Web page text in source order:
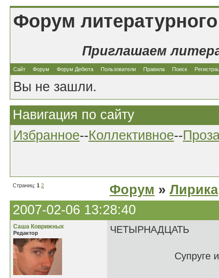
Форум
Приглашаем
Сайт Форум Форум Дебюта Пользователи Правила Поиск
Вы не зашли.
Навигация по сайту
Избранное--Коллективное--
Страниц: 1 2 Форум » Лирика
2007-02-06 13:28:40
Саша Коврижных
Редактор ЧЕТЫРНАДЦАТЬ
Супруге и